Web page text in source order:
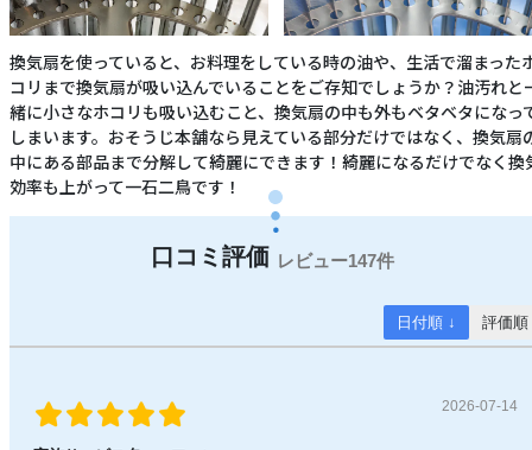
換気扇を使っていると、お料理をしている時の油や、生活で溜まった
コリまで換気扇が吸い込んでいることをご存知でしょうか？油汚れと
緒に小さなホコリも吸い込むこと、換気扇の中も外もベタベタになっ
しまいます。おそうじ本舗なら見えている部分だけではなく、換気扇
中にある部品まで分解して綺麗にできます！綺麗になるだけでなく換
効率も上がって一石二鳥です！
147件
日付順 ↓ 評価順
2026-07-14